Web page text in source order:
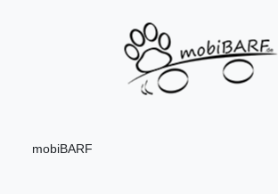
mobiBARF